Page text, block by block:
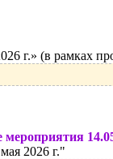
г.» (в рамках
2026 г."